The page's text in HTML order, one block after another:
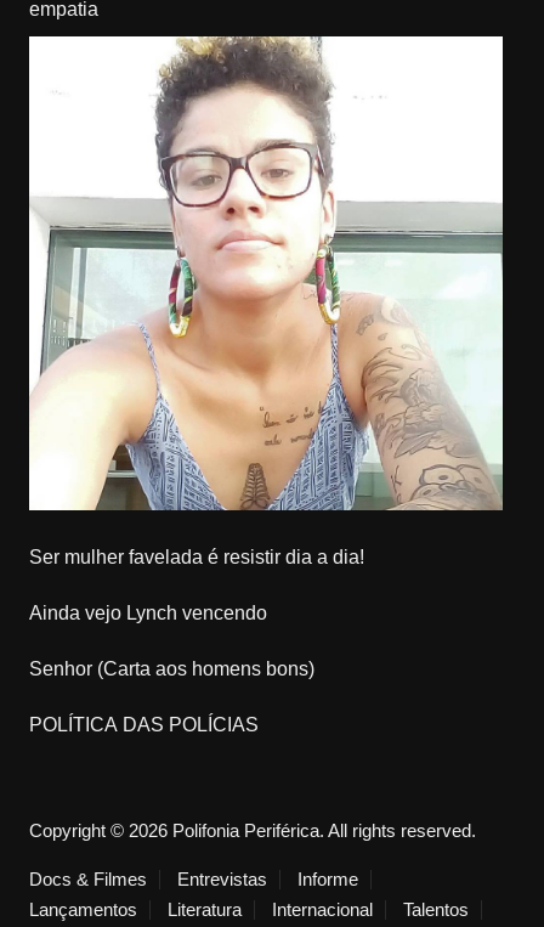
empatia
Ser mulher favelada é resistir dia a dia!
Ainda vejo Lynch vencendo
Senhor (Carta aos homens bons)
POLÍTICA DAS POLÍCIAS
Copyright © 2026 Polifonia Periférica. All rights reserved.
Docs & Filmes Entrevistas
Informe
Lançamentos
Literatura Internacional Talentos